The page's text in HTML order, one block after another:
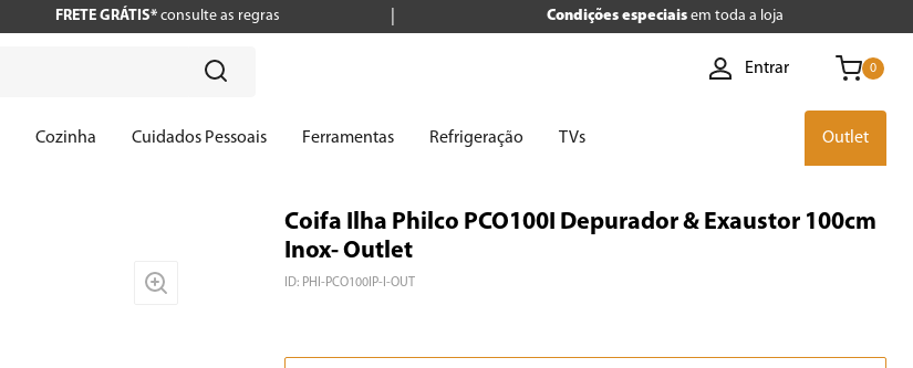
FRETE GRÁTIS*consulte as regras Condições especiais em toda a loja
Entrar 0
Cozinha Cuidados Pessoais Ferramentas Refrigeração TVs Outlet
Coifa Ilha Philco PCO100I Depurador & Exaustor 100cm
Inox- Outlet
ID: PHI-PCO100IP-I-OUT